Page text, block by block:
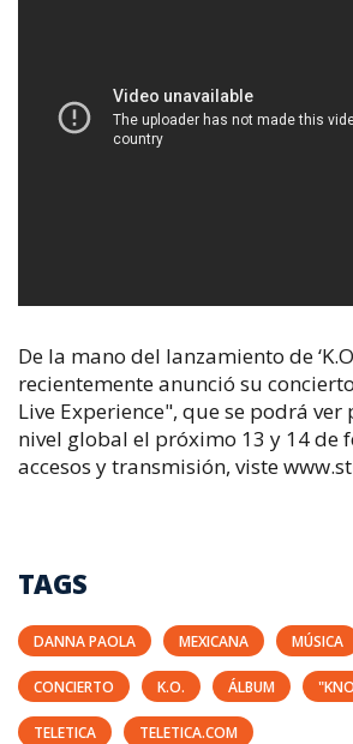
De la mano del lanzamiento de
recientemente anunció su
Live Experience", que se podrá
nivel global el próximo 13 y 14 de
accesos y transmisión, viste
TAGS
DANNA PAOLA MEXICANA MÚSICA
CONCIERTO K.O. ÁLBUM
TELETICA TELETICA.COM